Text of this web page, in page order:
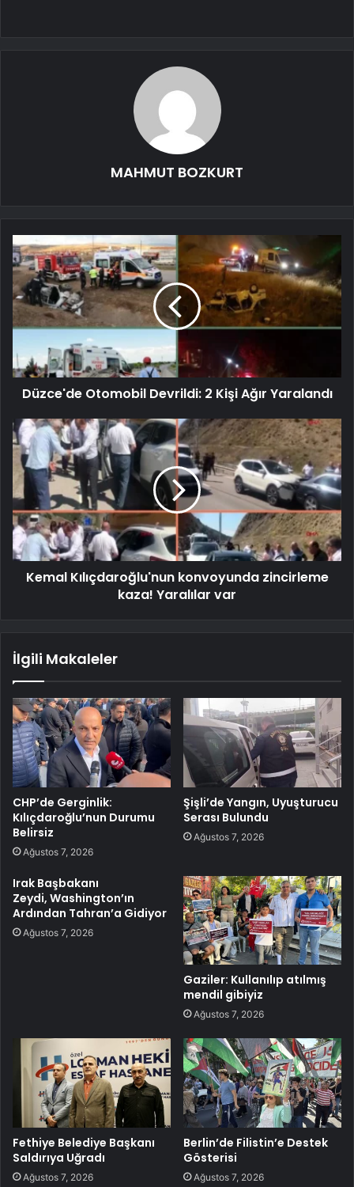
MAHMUT BOZKURT
Düzce'de Otomobil Devrildi: 2 Kişi Ağır Yaralandı
Kemal Kılıçdaroğlu'nun konvoyunda zincirleme
kaza! Yaralılar var
İlgili Makaleler
CHP’de Gerginlik:
Kılıçdaroğlu’nun Durumu
Belirsiz
Ağustos 7, 2026
Şişli’de Yangın, Uyuşturucu
Serası Bulundu
Ağustos 7, 2026
Irak Başbakanı
Zeydi, Washington’ın
Ardından Tahran’a Gidiyor
Ağustos 7, 2026
Gaziler: Kullanılıp atılmış
mendil gibiyiz
Ağustos 7, 2026
Fethiye Belediye Başkanı
Saldırıya Uğradı
Ağustos 7, 2026
Berlin’de Filistin’e Destek
Gösterisi
Ağustos 7, 2026